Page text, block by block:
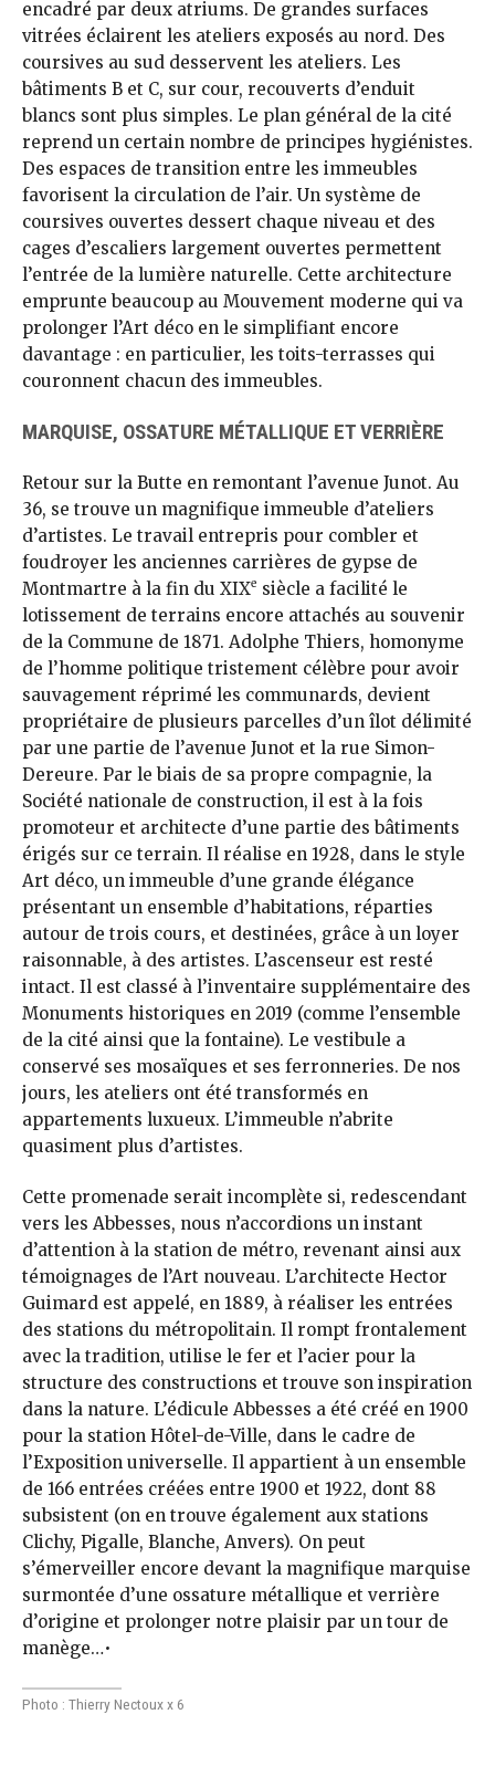
encadré par deux atriums. De grandes surfaces
vitrées éclairent les ateliers exposés au nord. Des
coursives au sud desservent les ateliers. Les
bâtiments B et C, sur cour, recouverts d’enduit
blancs sont plus simples. Le plan général de la cité
reprend un certain nombre de principes hygiénistes.
Des espaces de transition entre les immeubles
favorisent la circulation de l’air. Un système de
coursives ouvertes dessert chaque niveau et des
cages d’escaliers largement ouvertes permettent
l’entrée de la lumière naturelle. Cette architecture
emprunte beaucoup au Mouvement moderne qui va
prolonger l’Art déco en le simplifiant encore
davantage : en particulier, les toits-terrasses qui
couronnent chacun des immeubles.
MARQUISE, OSSATURE MÉTALLIQUE ET VERRIÈRE
Retour sur la Butte en remontant l’avenue Junot. Au
36, se trouve un magnifique immeuble d’ateliers
d’artistes. Le travail entrepris pour combler et
foudroyer les anciennes carrières de gypse de
Montmartre à la fin du XIXe siècle a facilité le
lotissement de terrains encore attachés au souvenir
de la Commune de 1871. Adolphe Thiers, homonyme
de l’homme politique tristement célèbre pour avoir
sauvagement réprimé les communards, devient
propriétaire de plusieurs parcelles d’un îlot délimité
par une partie de l’avenue Junot et la rue Simon-
Dereure. Par le biais de sa propre compagnie, la
Société nationale de construction, il est à la fois
promoteur et architecte d’une partie des bâtiments
érigés sur ce terrain. Il réalise en 1928, dans le style
Art déco, un immeuble d’une grande élégance
présentant un ensemble d’habitations, réparties
autour de trois cours, et destinées, grâce à un loyer
raisonnable, à des artistes. L’ascenseur est resté
intact. Il est classé à l’inventaire supplémentaire des
Monuments historiques en 2019 (comme l’ensemble
de la cité ainsi que la fontaine). Le vestibule a
conservé ses mosaïques et ses ferronneries. De nos
jours, les ateliers ont été transformés en
appartements luxueux. L’immeuble n’abrite
quasiment plus d’artistes.
Cette promenade serait incomplète si, redescendant
vers les Abbesses, nous n’accordions un instant
d’attention à la station de métro, revenant ainsi aux
témoignages de l’Art nouveau. L’architecte Hector
Guimard est appelé, en 1889, à réaliser les entrées
des stations du métropolitain. Il rompt frontalement
avec la tradition, utilise le fer et l’acier pour la
structure des constructions et trouve son inspiration
dans la nature. L’édicule Abbesses a été créé en 1900
pour la station Hôtel-de-Ville, dans le cadre de
l’Exposition universelle. Il appartient à un ensemble
de 166 entrées créées entre 1900 et 1922, dont 88
subsistent (on en trouve également aux stations
Clichy, Pigalle, Blanche, Anvers). On peut
s’émerveiller encore devant la magnifique marquise
surmontée d’une ossature métallique et verrière
d’origine et prolonger notre plaisir par un tour de
manège…•
Photo : Thierry Nectoux x 6